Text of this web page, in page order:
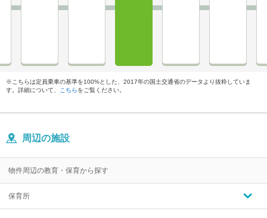
※こちらは定員乗車の基準を100%とした、2017年の国土交通省のデータより抜粋していま
す。詳細について、
こちらをご覧ください。
周辺の施設
物件周辺の教育・保育から探す
保育所